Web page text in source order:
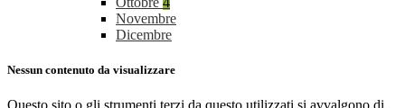
Novembre
Dicembre
Nessun contenuto da visualizzare